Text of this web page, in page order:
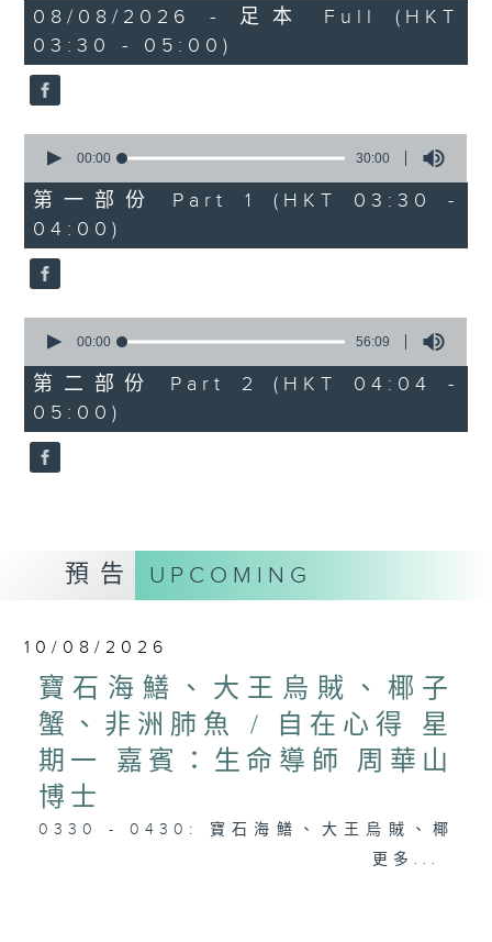
1
hour,
26
minutes,
0
seconds
08/08/2026 - 足本 Full (HKT
03:30 - 05:00)
seconds
30
minutes,
0
seconds
00:00 30:00
第一部份 Part 1 (HKT 03:30 -
04:00)
seconds
56
minutes,
9
seconds
00:00 56:09
第二部份 Part 2 (HKT 04:04 -
05:00)
預告 UPCOMING
10/08/2026
寶石海鱔、大王烏賊、椰子
蟹、非洲肺魚 / 自在心得 星
期一 嘉賓：生命導師 周華山
博士
0330 - 0430: 寶石海鱔、大王烏賊、椰
更多...